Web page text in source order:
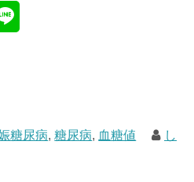
糖尿病,糖尿病, 血糖値
し